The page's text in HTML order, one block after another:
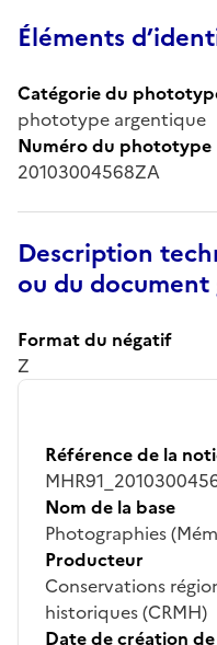
Éléments
Catégorie du
phototype argentique
Numéro du phototype
20103004568ZA
Description
ou du document
Format du négatif
Z
Référence de la
Nom de la base
Photographies
Producteur
Conservations
historiques (CRMH)
Date de création